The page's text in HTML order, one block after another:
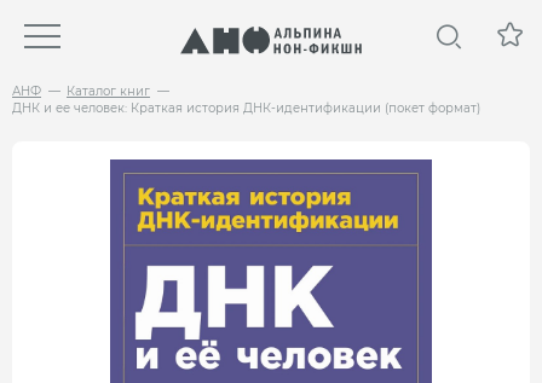
АНФ
Каталог книг
ДНК и ее человек: Краткая история ДНК-идентификации (покет формат)